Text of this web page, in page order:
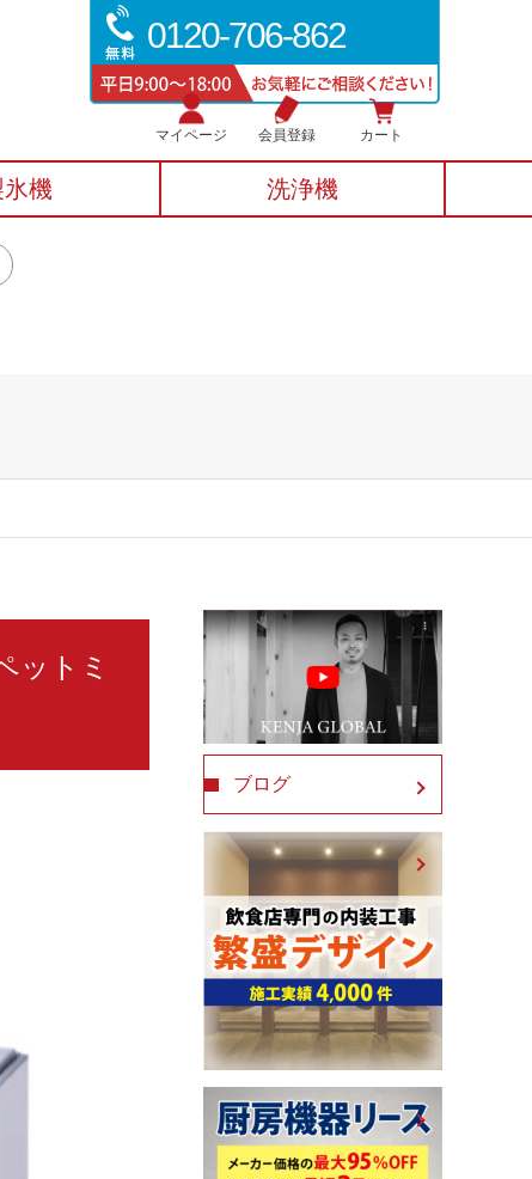
0120-706-862
マイページ 会員登録 カート
機 洗浄機
ットミ
ブログ